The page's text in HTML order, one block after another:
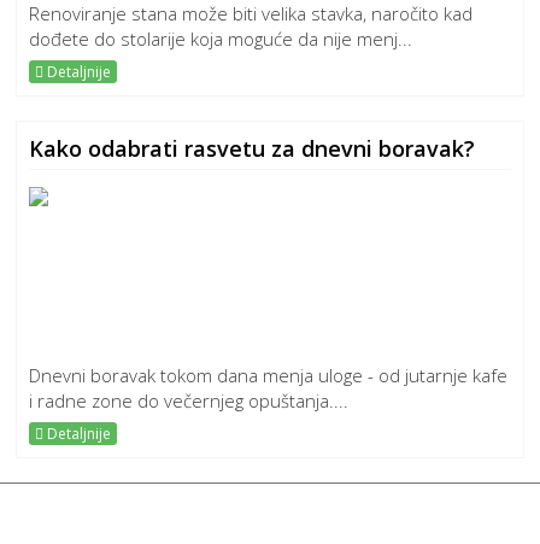
Renoviranje stana može biti velika stavka, naročito kad
dođete do stolarije koja moguće da nije menj...
Detaljnije
Kako odabrati rasvetu za dnevni boravak?
Dnevni boravak tokom dana menja uloge - od jutarnje kafe
i radne zone do večernjeg opuštanja....
Detaljnije